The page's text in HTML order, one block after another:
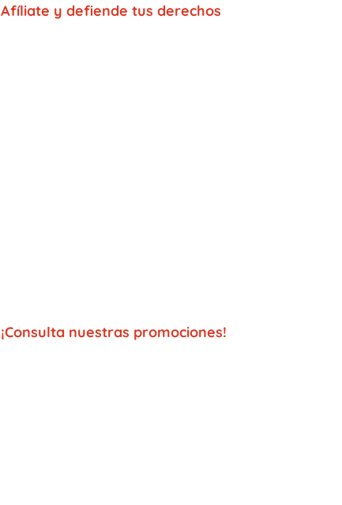
Afíliate y defiende tus derechos
¡Consulta nuestras promociones!